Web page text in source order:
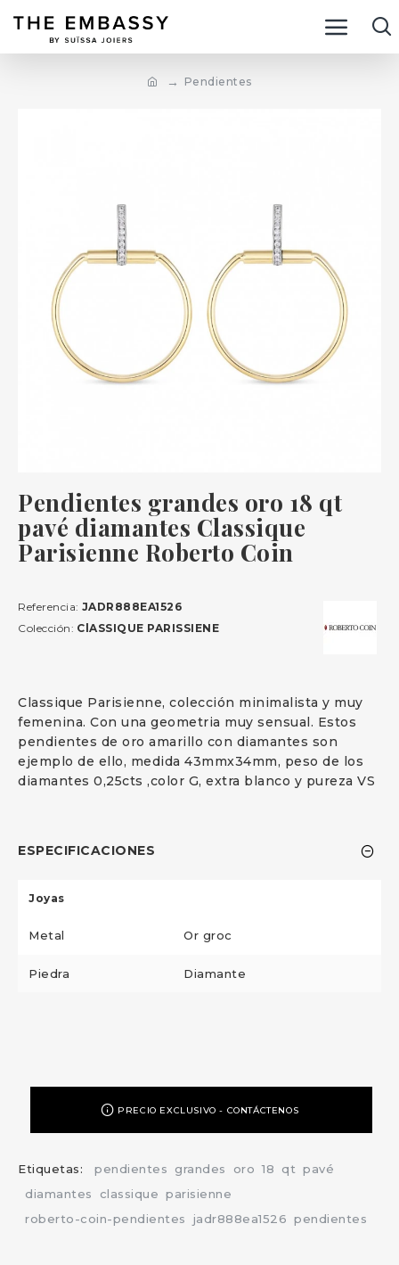
Pendientes
Pendientes grandes oro 18 qt
pavé diamantes Classique
Parisienne Roberto Coin
Classique Parisienne, colección minimalista y muy
femenina. Con una geometria muy sensual. Estos
pendientes de oro amarillo con diamantes son
ejemplo de ello, medida 43mmx34mm, peso de los
diamantes 0,25cts ,color G, extra blanco y pureza VS
ESPECIFICACIONES
Joyas
Metal Or groc
Piedra Diamante
Referencia: JADR888EA1526
Colección: ClASSIQUE PARISSIENE
PRECIO EXCLUSIVO - CONTÁCTENOS
Etiquetas: pendientes grandes oro 18 qt pavé
diamantes
classique parisienne
roberto-coin-pendientes
jadr888ea1526 pendientes